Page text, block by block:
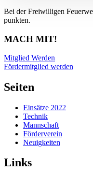
Bei der Freiwilligen
punkten.
MACH MIT!
Mitglied Werden
Fördermitglied werden
Seiten
Einsätze 2022
Technik
Mannschaft
Förderverein
Neuigkeiten
Links